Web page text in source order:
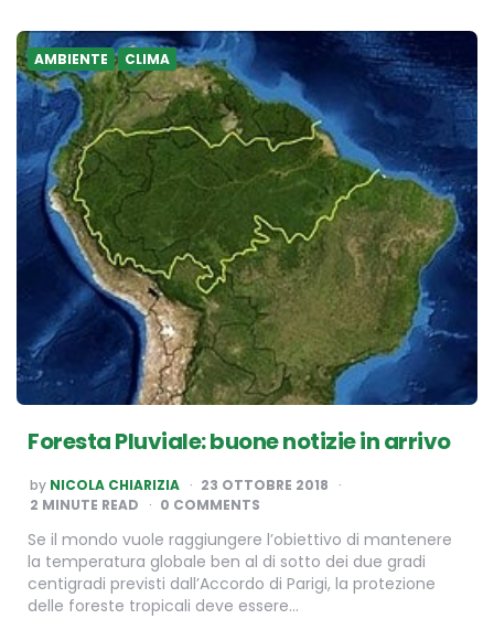
AMBIENTE CLIMA
Foresta Pluviale: buone notizie in arrivo
POSTED
BY
by NICOLA CHIARIZIA
23 OTTOBRE 2018
2 MINUTE READ 0 COMMENTS
Se il mondo vuole raggiungere l’obiettivo di mantenere
la temperatura globale ben al di sotto dei due gradi
centigradi previsti dall’Accordo di Parigi, la protezione
delle foreste tropicali deve essere…